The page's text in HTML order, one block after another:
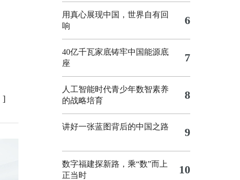
]
用真心展现中国，世界自有回
响
6
40亿千瓦家底铸牢中国能源底
座
7
人工智能时代青少年数智素养
的战略培育
8
讲好一张蓝图背后的中国之路 9
数字福建探新路，乘“数”而上
正当时
10